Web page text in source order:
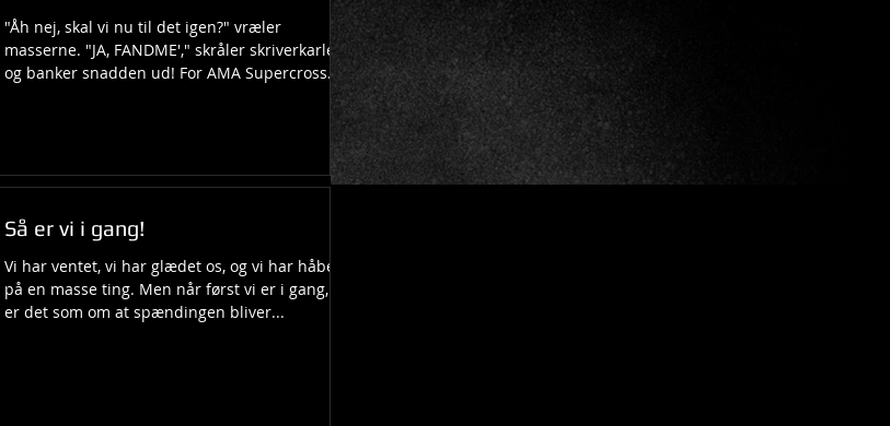
"Åh nej, skal vi nu til det igen?" vræler
masserne. "JA, FANDME'," skråler skriverkarlen,
og banker snadden ud! For AMA Supercross
Så er vi i gang!
Vi har ventet, vi har glædet os, og vi har håbet
på en masse ting. Men når først vi er i gang, så
er det som om at spændingen bliver...